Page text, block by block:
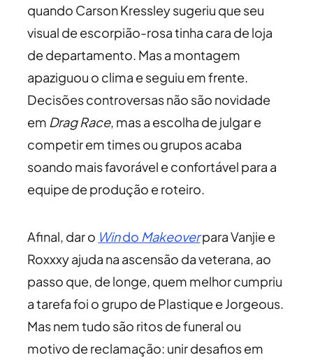
quando Carson Kressley sugeriu que seu
visual de escorpião-rosa tinha cara de loja
de departamento. Mas a montagem
apaziguou o clima e seguiu em frente.
Decisões controversas não são novidade
em Drag Race, mas a escolha de julgar e
competir em times ou grupos acaba
soando mais favorável e confortável para a
equipe de produção e roteiro.
Afinal, dar o Windo Makeoverpara Vanjie e
Roxxxy ajuda na ascensão da veterana, ao
passo que, de longe, quem melhor cumpriu
a tarefa foi o grupo de Plastique e Jorgeous.
Mas nem tudo são ritos de funeral ou
motivo de reclamação: unir desafios em